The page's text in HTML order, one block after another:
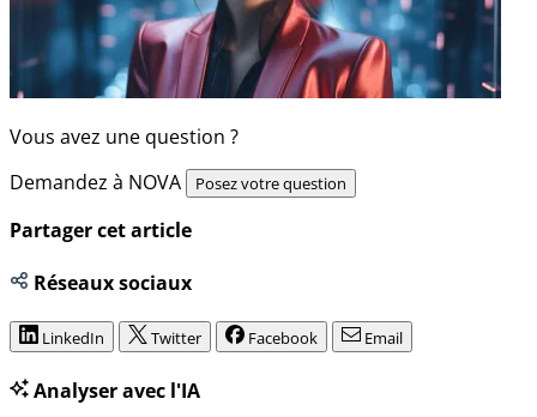
Vous avez une question ?
Demandez à NOVA
Posez votre question
Partager cet article
Réseaux sociaux
LinkedIn Twitter Facebook Email
Analyser avec l'IA